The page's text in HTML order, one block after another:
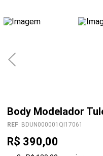
Body Modelador
REF: BDUN000001QI17061
R$ 390,00